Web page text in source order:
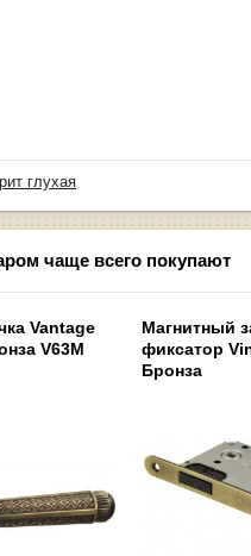
глухая
чаще всего покупают
Vantage
V63M
Магнитный
фиксатор
Бронза